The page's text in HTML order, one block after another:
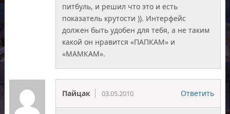
питбуль, и решил что это и есть
показатель крутости )). Интерфейс
должен быть удобен для тебя, а не таким
какой он нравится «ПАПКАМ» и
«МАМКАМ».
Пайцак 03.05.2010 Ответить